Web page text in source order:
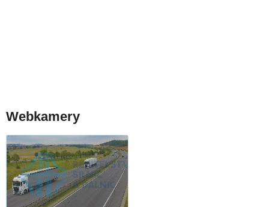
Webkamery